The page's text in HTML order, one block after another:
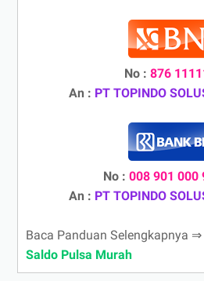
No : 876
An : PT TOPINDO
No : 008 901 000
An : PT TOPINDO
Baca Panduan Selengkapnya ⇒
Saldo Pulsa Murah